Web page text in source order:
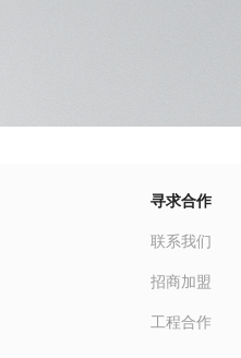
寻求合作
联系我们
招商加盟
工程合作